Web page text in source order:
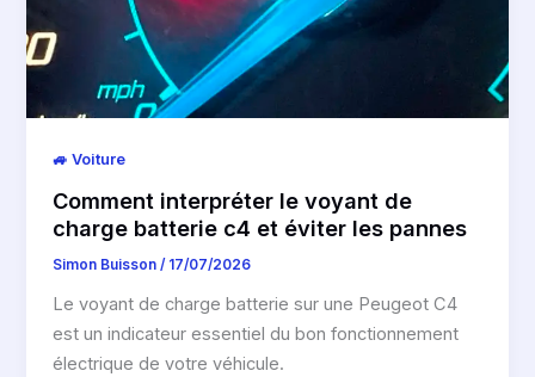
🚙 Voiture
Comment interpréter le voyant de
charge batterie c4 et éviter les pannes
Simon Buisson/ 17/07/2026
Le voyant de charge batterie sur une Peugeot C4
est un indicateur essentiel du bon fonctionnement
électrique de votre véhicule.